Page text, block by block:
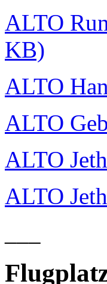
ALTO
KB)
ALTO
ALTO
ALTO
ALTO